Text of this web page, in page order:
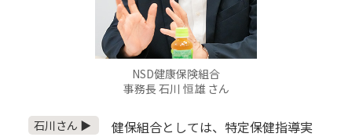
NSD健康保険組合
事務長 石川 恒雄 さん
石川さん ▶
健保組合としては、特定保健指導実